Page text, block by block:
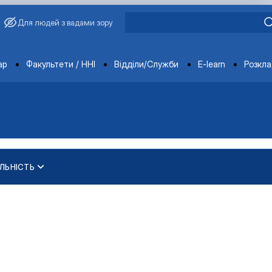
Для людей з вадами зору
Факультети / ННІ Відділи/Служби E-learn
продукції твар…
продукції твар…